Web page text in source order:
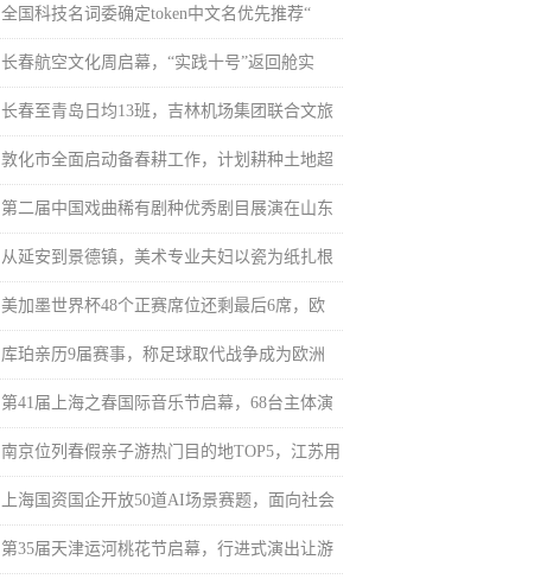
全国科技名词委确定token中文名优先推荐“
长春航空文化周启幕，“实践十号”返回舱实
长春至青岛日均13班，吉林机场集团联合文旅
敦化市全面启动备春耕工作，计划耕种土地超
第二届中国戏曲稀有剧种优秀剧目展演在山东
从延安到景德镇，美术专业夫妇以瓷为纸扎根
美加墨世界杯48个正赛席位还剩最后6席，欧
库珀亲历9届赛事，称足球取代战争成为欧洲
第41届上海之春国际音乐节启幕，68台主体演
南京位列春假亲子游热门目的地TOP5，江苏用
上海国资国企开放50道AI场景赛题，面向社会
第35届天津运河桃花节启幕，行进式演出让游